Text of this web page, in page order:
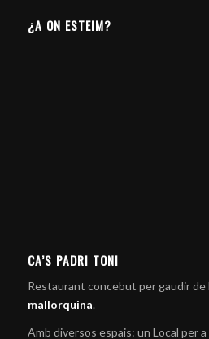
¿A ON ESTEIM?
CA’S PADRI TONI
Restaurant concebut per gaudir de
mallorquina.
Amb diversos espais: un Local per